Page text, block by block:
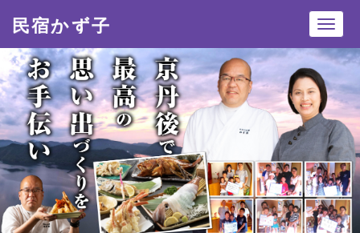
民宿かず子